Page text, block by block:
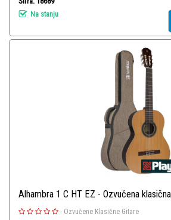
Na stanju
Alhambra 1 C HT EZ - Ozvučena
- Ozvučene Klasične Gitare